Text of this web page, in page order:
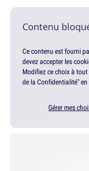
Contenu
Ce contenu est fourni
devez accepter les
Modifiez ce choix à
de la Confidentialité"
Gérer mes